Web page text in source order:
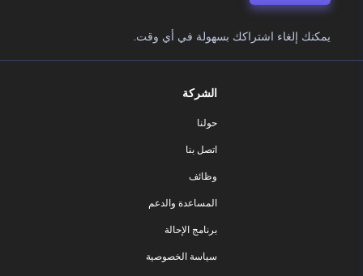
يمكنك إلغاء اشتراكك بسهولة في أي وقت.
الشركة
حولنا
اتصل بنا
وظائف
المساعدة والدعم
برنامج الإحالة
سياسة الخصوصية